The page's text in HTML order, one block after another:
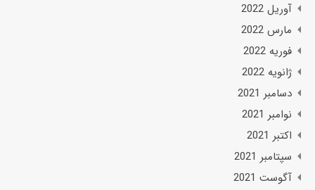
آوریل 2022
مارس 2022
فوریه 2022
ژانویه 2022
دسامبر 2021
نوامبر 2021
اکتبر 2021
سپتامبر 2021
آگوست 2021